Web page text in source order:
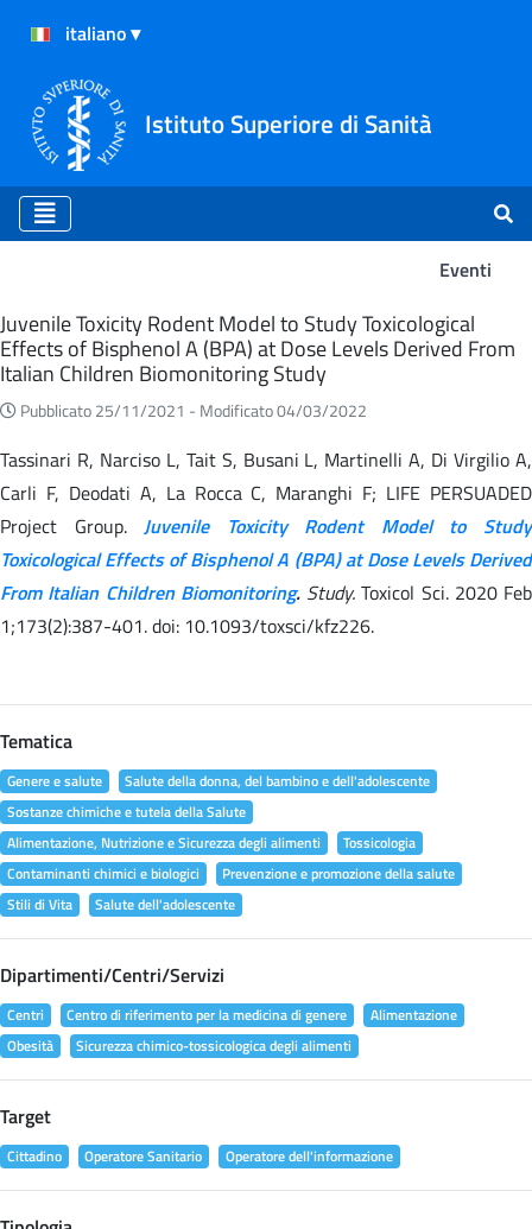
Istituto Superiore di Sanità
Eventi
Eventi
Juvenile Toxicity Rodent Model to Study Toxicological
Effects of Bisphenol A (BPA) at Dose Levels Derived From
Italian Children Biomonitoring Study
Pubblicato 25/11/2021 - Modificato 04/03/2022
Tassinari R, Narciso L, Tait S, Busani L, Martinelli A, Di Virgilio A,
Carli F, Deodati A, La Rocca C, Maranghi F; LIFE PERSUADED
Project Group.Juvenile Toxicity Rodent Model to Study
Toxicological Effects of Bisphenol A (BPA) at Dose Levels Derived
From Italian Children Biomonitoring.Study. Toxicol Sci. 2020 Feb
1;173(2):387-401. doi: 10.1093/toxsci/kfz226.
Tematica
Genere e salute
Salute della donna, del bambino e dell'adolescente
Sostanze chimiche e tutela della Salute
Alimentazione, Nutrizione e Sicurezza degli alimenti
Tossicologia
Contaminanti chimici e biologici
Prevenzione e promozione della salute
Stili di Vita
Salute dell'adolescente
Dipartimenti/Centri/Servizi
Centri Centro di riferimento per la medicina di genere
Alimentazione
Obesità
Sicurezza chimico-tossicologica degli alimenti
Target
Cittadino Operatore Sanitario Operatore dell'informazione